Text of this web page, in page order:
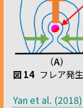
図 14フレア発生
Yan et al. (2018)